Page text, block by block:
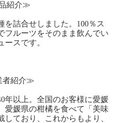
紹介≫
を詰合せしました。100％ス
フルーツをそのまま飲んでい
ースです。
者紹介≫
年以上。全国のお客様に愛媛
愛媛県の柑橘を食べて「美味
しており、これからもより、